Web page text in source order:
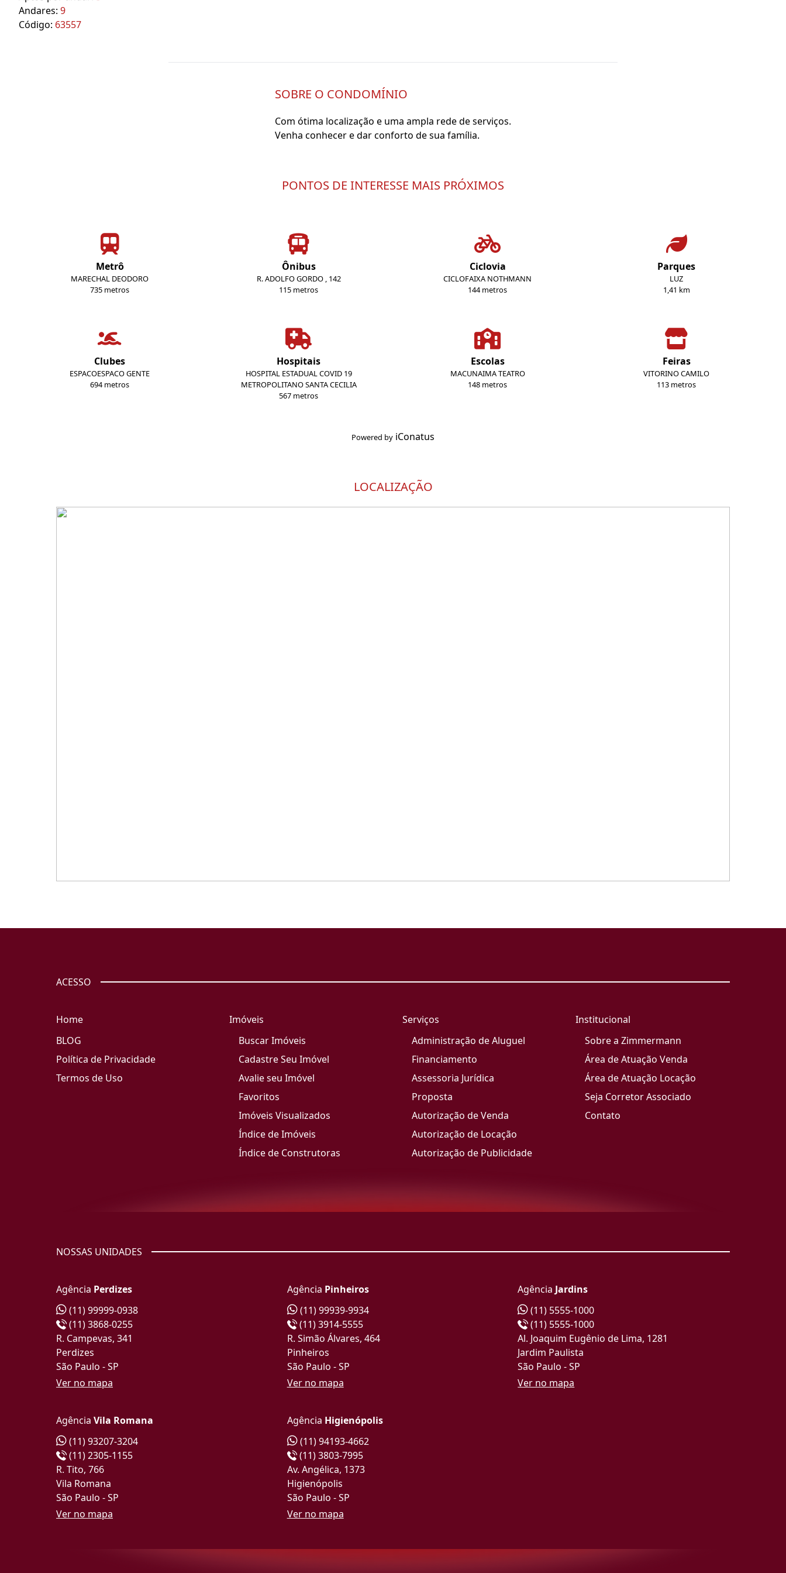
Andares: 9
Código: 63557
SOBRE O CONDOMÍNIO
Com ótima localização e uma ampla rede de serviços.
Venha conhecer e dar conforto de sua família.
PONTOS DE INTERESSE MAIS PRÓXIMOS
Metrô
MARECHAL DEODORO
735 metros
Ônibus
R. ADOLFO GORDO , 142
115 metros
Ciclovia
CICLOFAIXA NOTHMANN
144 metros
Parques
LUZ
1,41 km
Clubes
ESPACOESPACO GENTE
694 metros
Hospitais
HOSPITAL ESTADUAL COVID 19
METROPOLITANO SANTA CECILIA
567 metros
Escolas
MACUNAIMA TEATRO
148 metros
Feiras
VITORINO CAMILO
113 metros
Powered by iConatus
LOCALIZAÇÃO
ACESSO
Home
BLOG
Política de Privacidade
Termos de Uso
Imóveis
Buscar Imóveis
Cadastre Seu Imóvel
Avalie seu Imóvel
Favoritos
Imóveis Visualizados
Índice de Imóveis
Índice de Construtoras
Serviços
Administração de Aluguel
Financiamento
Assessoria Jurídica
Proposta
Autorização de Venda
Autorização de Locação
Autorização de Publicidade
Institucional
Sobre a Zimmermann
Área de Atuação Venda
Área de Atuação Locação
Seja Corretor Associado
Contato
NOSSAS UNIDADES
Agência Perdizes
(11) 99999-0938
(11) 3868-0255
R. Campevas, 341
Perdizes
São Paulo - SP
Ver no mapa
Agência Pinheiros
(11) 99939-9934
(11) 3914-5555
R. Simão Álvares, 464
Pinheiros
São Paulo - SP
Ver no mapa
Agência Jardins
(11) 5555-1000
(11) 5555-1000
Al. Joaquim Eugênio de Lima, 1281
Jardim Paulista
São Paulo - SP
Ver no mapa
Agência Vila Romana
(11) 93207-3204
(11) 2305-1155
R. Tito, 766
Vila Romana
São Paulo - SP
Ver no mapa
Agência Higienópolis
(11) 94193-4662
(11) 3803-7995
Av. Angélica, 1373
Higienópolis
São Paulo - SP
Ver no mapa